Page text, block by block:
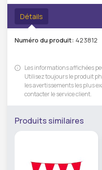
Détails
Numéro du produit: 423812
Les informations affichées
Utilisez toujours le produit
les avertissements les plus
contacter le service client.
Produits similaires